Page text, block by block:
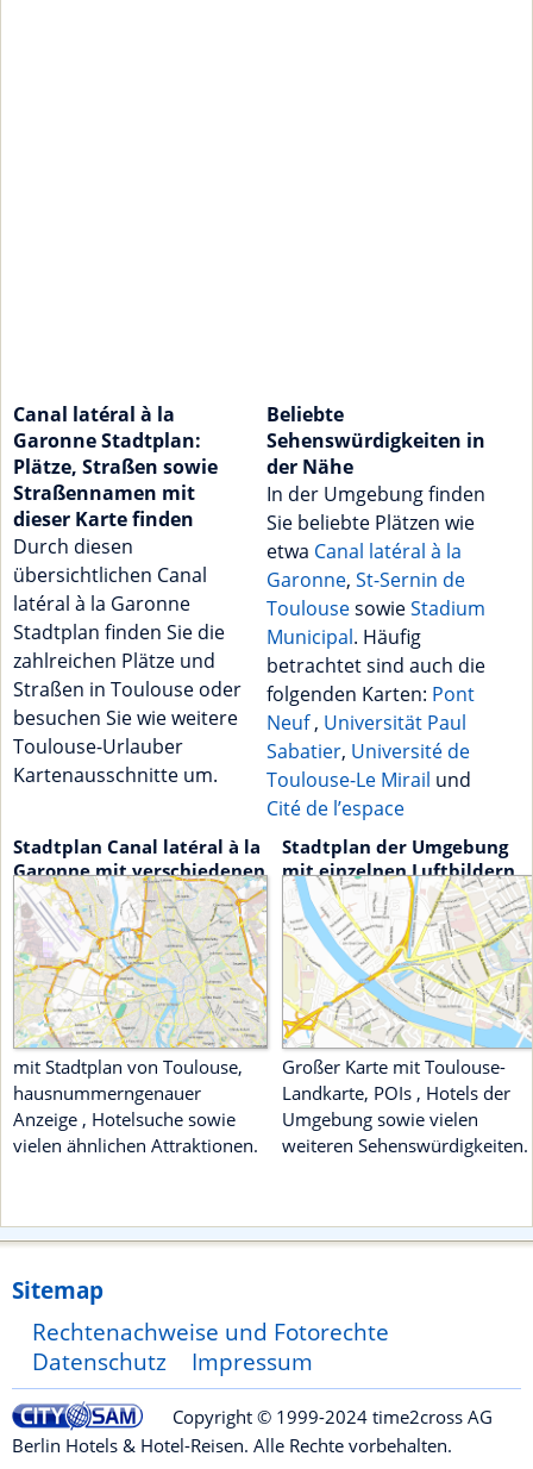
Canal latéral à la
Garonne Stadtplan:
Plätze, Straßen sowie
Straßennamen mit
dieser Karte finden
Durch diesen
übersichtlichen Canal
latéral à la Garonne
Stadtplan finden Sie die
zahlreichen Plätze und
Straßen in Toulouse oder
besuchen Sie wie weitere
Toulouse-Urlauber
Kartenausschnitte um.
Beliebte
Sehenswürdigkeiten in
der Nähe
In der Umgebung finden
Sie beliebte Plätzen wie
etwa Canal latéral à la
Garonne, St-Sernin de
ToulousesowieStadium
Municipal. Häufig
betrachtet sind auch die
folgenden Karten: Pont
Neuf, Universität Paul
Sabatier, Université de
Toulouse-Le Mirail und
Cité de l’espace
Stadtplan Canal latéral à la
Garonne mit verschiedenen
Detailstufen
mit Stadtplan von Toulouse,
hausnummerngenauer
Anzeige , Hotelsuche sowie
vielen ähnlichen Attraktionen.
Stadtplan der Umgebung
mit einzelnen Luftbildern
Großer Karte mit Toulouse-
Landkarte, POIs , Hotels der
Umgebung sowie vielen
weiteren Sehenswürdigkeiten.
Sitemap
Rechtenachweise und Fotorechte
Datenschutz
Impressum
Copyright © 1999-2024 time2cross AG
Berlin Hotels & Hotel-Reisen. Alle Rechte vorbehalten.